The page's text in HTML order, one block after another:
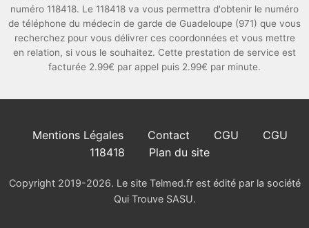
numéro 118418. Le 118418 va vous permettra d'obtenir le numéro
de téléphone du médecin de garde de Guadeloupe (971) que vous
recherchez pour vous délivrer ces coordonnées et vous mettre
en relation, si vous le souhaitez. Cette prestation de service est
facturée 2.99€ par appel puis 2.99€ par minute.
Mentions Légales Contact CGU
CGU
118418
Plan du site
Copyright 2019-2026. Le site Telmed.fr est édité par la société
Qui Trouve SASU.